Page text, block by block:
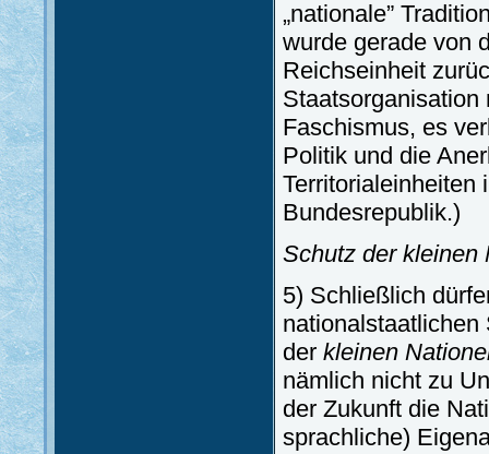
„nationale”
wurde gerade von
Reichseinheit
Faschismus, es
Politik und die
Territorialeinheiten
Bundesrepublik.)
Schutz der kleinen
5) Schließlich
der kleinen
nämlich nicht zu
der Zukunft die
sprachliche)